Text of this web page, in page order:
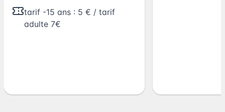
tarif -15 ans : 5 € / tarif
adulte 7€